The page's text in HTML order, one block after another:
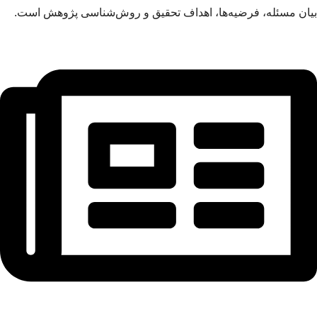
بیان مسئله، فرضیه‌ها، اهداف تحقیق و روش‌شناسی پژوهش است.